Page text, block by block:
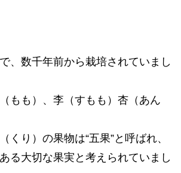
、数千年前から栽培されていまし
もも）、李（すもも）杏（あん
くり）の果物は“五果”と呼ばれ、
る大切な果実と考えられていまし